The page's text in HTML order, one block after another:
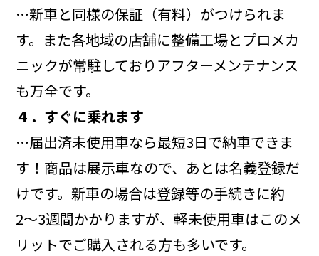
…新車と同様の保証（有料）がつけられま
す。また各地域の店舗に整備工場とプロメカ
ニックが常駐しておりアフターメンテナンス
も万全です。
４．すぐに乗れます
…届出済未使用車なら最短3日で納車できま
す！商品は展示車なので、あとは名義登録だ
けです。新車の場合は登録等の手続きに約
2〜3週間かかりますが、軽未使用車はこのメ
リットでご購入される方も多いです。